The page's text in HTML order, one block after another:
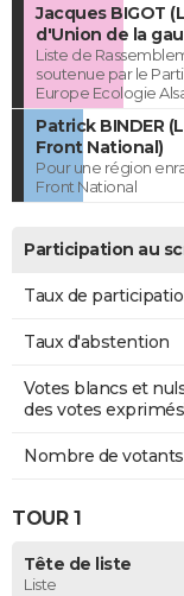
Jacques BIGOT
d'Union de la
Liste de
soutenue par le
Europe Ecologie
Patrick BINDER
Front National)
Pour une région
Front National
Participation au
Taux de
Taux d'abstention
Votes blancs et
des votes
Nombre de votants
TOUR 1
Tête de liste
Liste